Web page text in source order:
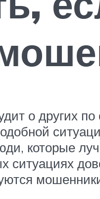
о других
которые
ситуациях